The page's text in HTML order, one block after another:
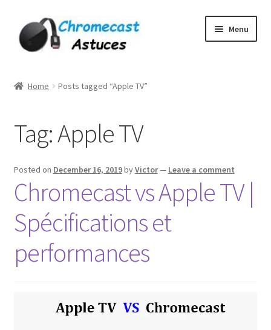
Skip
to
navigation
Skip
to
content
Menu
Cart
Checkout
Contact
Gang Sheet Builder Test
My account
Home Posts tagged “Apple TV”
Tag:Apple TV
Posted on December 16, 2019byVictor— Leave a comment
Chromecast vs Apple TV |
Spécifications et
performances